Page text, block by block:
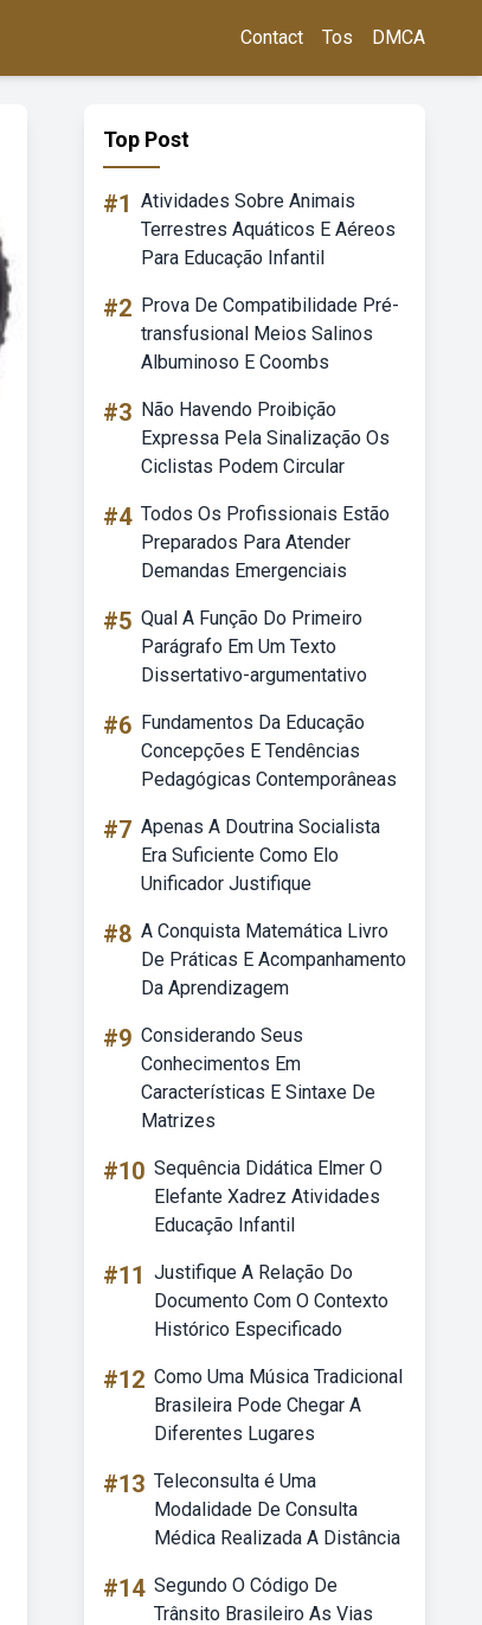
Contact Tos DMCA
Top Post
#1 Atividades Sobre Animais
Terrestres Aquáticos E Aéreos
Para Educação Infantil
#2 Prova De Compatibilidade Pré-
transfusional Meios Salinos
Albuminoso E Coombs
#3 Não Havendo Proibição
Expressa Pela Sinalização Os
Ciclistas Podem Circular
#4 Todos Os Profissionais Estão
Preparados Para Atender
Demandas Emergenciais
#5 Qual A Função Do Primeiro
Parágrafo Em Um Texto
Dissertativo-argumentativo
#6 Fundamentos Da Educação
Concepções E Tendências
Pedagógicas Contemporâneas
#7 Apenas A Doutrina Socialista
Era Suficiente Como Elo
Unificador Justifique
#8 A Conquista Matemática Livro
De Práticas E Acompanhamento
Da Aprendizagem
#9 Considerando Seus
Conhecimentos Em
Características E Sintaxe De
Matrizes
#10 Sequência Didática Elmer O
Elefante Xadrez Atividades
Educação Infantil
#11 Justifique A Relação Do
Documento Com O Contexto
Histórico Especificado
#12 Como Uma Música Tradicional
Brasileira Pode Chegar A
Diferentes Lugares
#13 Teleconsulta é Uma
Modalidade De Consulta
Médica Realizada A Distância
#14 Segundo O Código De
Trânsito Brasileiro As Vias